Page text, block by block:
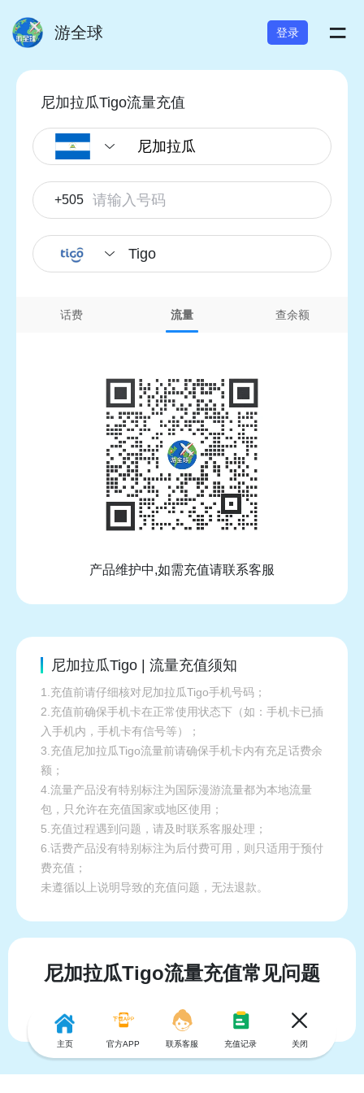
游全球 登录 =
尼加拉瓜Tigo流量充值
+505
Tigo
话费 流量 查余额
产品维护中,如需充值请联系客服
尼加拉瓜Tigo | 流量充值须知
1.充值前请仔细核对尼加拉瓜Tigo手机号码；
2.充值前确保手机卡在正常使用状态下（如：手机卡已插
入手机内，手机卡有信号等）；
3.充值尼加拉瓜Tigo流量前请确保手机卡内有充足话费余
额；
4.流量产品没有特别标注为国际漫游流量都为本地流量
包，只允许在充值国家或地区使用；
5.充值过程遇到问题，请及时联系客服处理；
6.话费产品没有特别标注为后付费可用，则只适用于预付
费充值；
未遵循以上说明导致的充值问题，无法退款。
尼加拉瓜Tigo流量充值常见问题
主页 官方APP 联系客服 充值记录 关闭